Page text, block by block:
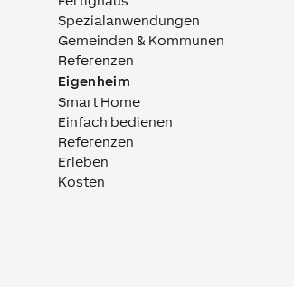
Spezialanwendungen
Gemeinden & Kommunen
Referenzen
Eigenheim
Smart Home
Einfach bedienen
Referenzen
Erleben
Kosten